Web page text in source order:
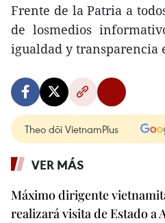
Frente de la Patria a
de losmedios
igualdad y transparencia
Theo dõi VietnamPlus
VER MÁS
Máximo dirigente
realizará visita de Estado a